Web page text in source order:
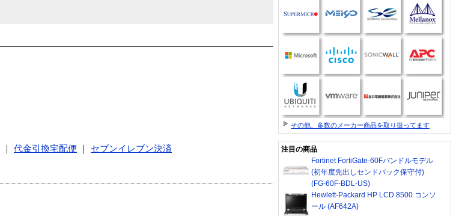
代金引換宅配便
セブンイレブン決済
その他、多数のメーカー商品を取り扱ってます
注目の商品
Fortinet FortiGate-60Fバンドルモデル
(初年度先出しセンドバック保守付)
(FG-60F-BDL-US)
Hewlett-Packard HP LCD 8500 コンソ
ール (AF642A)